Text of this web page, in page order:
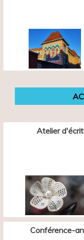
Atelier
Conférence-